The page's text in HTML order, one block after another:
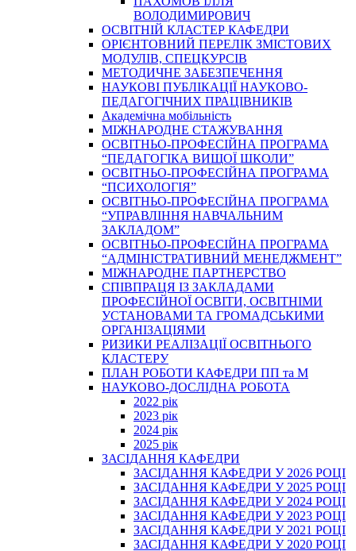
ВОЛОДИМИРОВИЧ
ОСВІТНІЙ КЛАСТЕР КАФЕДРИ
ОРІЄНТОВНИЙ ПЕРЕЛІК ЗМІСТОВИХ
МОДУЛІВ, СПЕЦКУРСІВ
МЕТОДИЧНЕ ЗАБЕЗПЕЧЕННЯ
НАУКОВІ ПУБЛІКАЦІЇ НАУКОВО-
ПЕДАГОГІЧНИХ ПРАЦІВНИКІВ
Академічна мобільність
МІЖНАРОДНЕ СТАЖУВАННЯ
ОСВІТНЬО-ПРОФЕСІЙНА ПРОГРАМА
“ПЕДАГОГІКА ВИЩОЇ ШКОЛИ”
ОСВІТНЬО-ПРОФЕСІЙНА ПРОГРАМА
“ПСИХОЛОГІЯ”
ОСВІТНЬО-ПРОФЕСІЙНА ПРОГРАМА
“УПРАВЛІННЯ НАВЧАЛЬНИМ
ЗАКЛАДОМ”
ОСВІТНЬО-ПРОФЕСІЙНА ПРОГРАМА
“АДМІНІСТРАТИВНИЙ МЕНЕДЖМЕНТ”
МІЖНАРОДНЕ ПАРТНЕРСТВО
СПІВПРАЦЯ ІЗ ЗАКЛАДАМИ
ПРОФЕСІЙНОЇ ОСВІТИ, ОСВІТНІМИ
УСТАНОВАМИ ТА ГРОМАДСЬКИМИ
ОРГАНІЗАЦІЯМИ
РИЗИКИ РЕАЛІЗАЦІЇ ОСВІТНЬОГО
КЛАСТЕРУ
ПЛАН РОБОТИ КАФЕДРИ ПП та М
НАУКОВО-ДОСЛІДНА РОБОТА
2022 рік
2023 рік
2024 рік
2025 рік
ЗАСІДАННЯ КАФЕДРИ
ЗАСІДАННЯ КАФЕДРИ У 2026 РОЦІ
ЗАСІДАННЯ КАФЕДРИ У 2025 РОЦІ
ЗАСІДАННЯ КАФЕДРИ У 2024 РОЦІ
ЗАСІДАННЯ КАФЕДРИ У 2023 РОЦІ
ЗАСІДАННЯ КАФЕДРИ У 2021 РОЦІ
ЗАСІДАННЯ КАФЕДРИ У 2020 РОЦІ